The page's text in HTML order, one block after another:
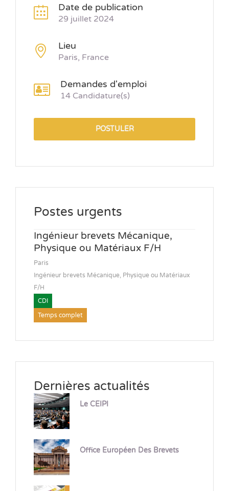
Date de publication
29 juillet 2024
Lieu
Paris, France
Demandes d'emploi
14 Candidature(s)
POSTULER
Postes urgents
Ingénieur brevets Mécanique,
Physique ou Matériaux F/H
Paris
Ingénieur brevets Mécanique, Physique ou Matériaux
F/H
CDI
Temps complet
Dernières actualités
Le CEIPI
Office Européen Des Brevets